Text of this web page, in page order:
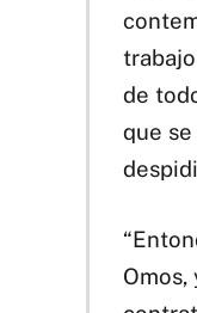
de
que